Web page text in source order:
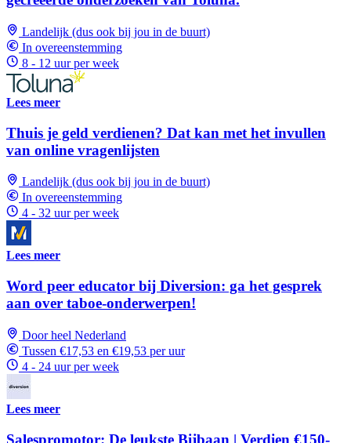
Landelijk (dus ook bij jou in de buurt)
In overeenstemming
8 - 12 uur per week
Lees meer
Thuis je geld verdienen? Dat kan met het invullen
van online vragenlijsten
Landelijk (dus ook bij jou in de buurt)
In overeenstemming
4 - 32 uur per week
Lees meer
Word peer educator bij Diversion: ga het gesprek
aan over taboe-onderwerpen!
Door heel Nederland
Tussen €17,53 en €19,53 per uur
4 - 24 uur per week
Lees meer
Salespromotor: De leukste Bijbaan | Verdien €150-